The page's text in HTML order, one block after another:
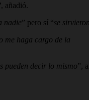
, añadió.
nadie” pero sí “se
me haga cargo de la
pueden decir lo mismo”,